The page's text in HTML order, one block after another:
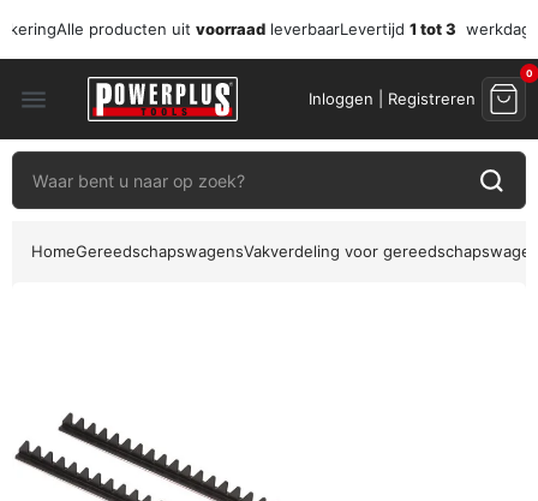
Alle producten uit voorraad leverbaarLevertijd 1 tot 3
menu Inloggen | Registreren
0
HomeGereedschapswagensVakverdeling voor